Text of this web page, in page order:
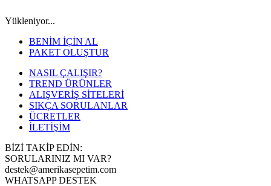
Yükleniyor...
BENİM İÇİN AL
PAKET OLUŞTUR
NASIL ÇALIŞIR?
TREND ÜRÜNLER
ALIŞVERİŞ SİTELERİ
SIKÇA SORULANLAR
ÜCRETLER
İLETİŞİM
BİZİ TAKİP EDİN:
SORULARINIZ MI VAR?
destek@amerikasepetim.com
WHATSAPP DESTEK